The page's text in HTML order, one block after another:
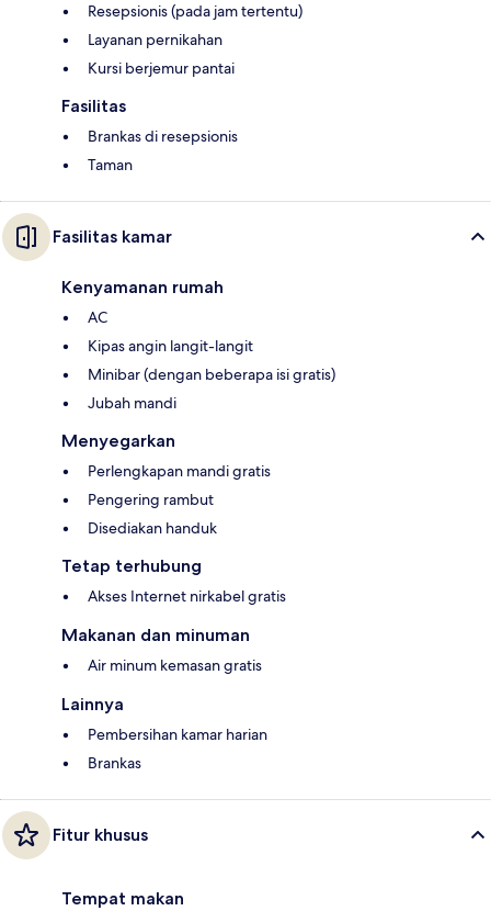
Resepsionis (pada jam tertentu)
Layanan pernikahan
Kursi berjemur pantai
Fasilitas
Brankas di resepsionis
Taman
Fasilitas kamar
Kenyamanan rumah
AC
Kipas angin langit-langit
Minibar (dengan beberapa isi gratis)
Jubah mandi
Menyegarkan
Perlengkapan mandi gratis
Pengering rambut
Disediakan handuk
Tetap terhubung
Akses Internet nirkabel gratis
Makanan dan minuman
Air minum kemasan gratis
Lainnya
Pembersihan kamar harian
Brankas
Fitur khusus
Tempat makan